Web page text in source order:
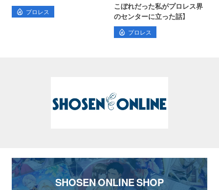
プロレス
こぼれだった私がプロレス界
のセンターに立った話】
プロレス
SHOSEN ONLINE SHOP